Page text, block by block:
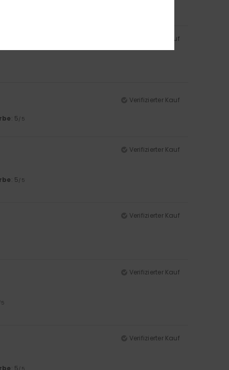
Verifizierter Kauf
Verifizierter Kauf
: 5/5
Verifizierter Kauf
: 5/5
Verifizierter Kauf
Verifizierter Kauf
Verifizierter Kauf